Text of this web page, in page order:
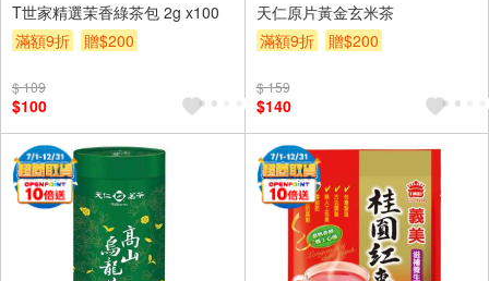
T世家精選茉香綠茶包 2g x100
滿額9折
贈$200
$ 109
$100
天仁原片黃金玄米茶
滿額9折
贈$200
$ 159
$140